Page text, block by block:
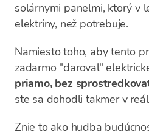
solárnymi panelmi, ktorý v
elektriny, než potrebuje.
Namiesto toho, aby tento
zadarmo "daroval"
priamo, bez
ste sa dohodli takmer v
Znie to ako hudba